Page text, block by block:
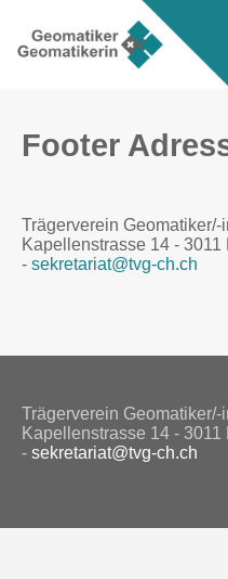
Footer
Trägerverein Geomatiker/-
Kapellenstrasse 14 -
- sekretariat@tvg-ch.ch
Trägerverein Geomatiker/-
Kapellenstrasse 14 -
- sekretariat@tvg-ch.ch